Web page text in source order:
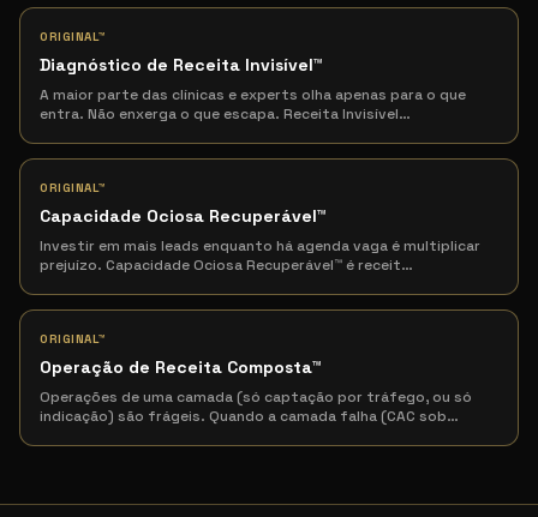
ORIGINAL™
Diagnóstico de Receita Invisível™
A maior parte das clínicas e experts olha apenas para o que
entra. Não enxerga o que escapa. Receita Invisível…
ORIGINAL™
Capacidade Ociosa Recuperável™
Investir em mais leads enquanto há agenda vaga é multiplicar
prejuízo. Capacidade Ociosa Recuperável™ é receit…
ORIGINAL™
Operação de Receita Composta™
Operações de uma camada (só captação por tráfego, ou só
indicação) são frágeis. Quando a camada falha (CAC sob…